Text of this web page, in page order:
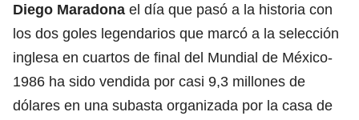
Diego Maradona el día que pasó a la historia con
los dos goles legendarios que marcó a la selección
inglesa en cuartos de final del Mundial de México-
1986 ha sido vendida por casi 9,3 millones de
dólares en una subasta organizada por la casa de